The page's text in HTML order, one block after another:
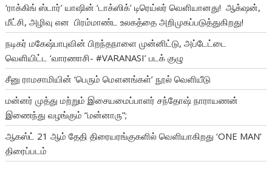
‘ராக்கிங் ஸ்டார்’ யாஷின் ‘டாக்ஸிக்’ டிரெய்லர் வெளியானது! ஆக்‌ஷன்,
மீட்சி, அழிவு என பிரம்மாண்ட உலகத்தை அறிமுகப்படுத்துகிறது!
நடிகர் மகேஷ்பாபுவின் பிறந்தநாளை முன்னிட்டு, அப்டேட்டை
வெளியிட்ட ‘வாரணாசி- #VARANASI’ படக் குழு
சீனு ராமசாமியின் ‘பெரும் மௌனங்கள்’ நூல் வெளியீடு
மன்னர் முத்து மற்றும் இசையமைப்பாளர் சந்தோஷ் நாராயணன்
இணைந்து வழங்கும் “மன்னாரு”;
ஆகஸ்ட் 21 ஆம் தேதி திரையரங்குகளில் வெளியாகிறது ‘ONE MAN’
திரைப்படம்